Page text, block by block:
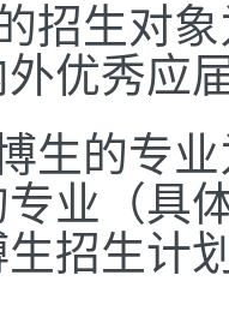
招生对
优秀应
生的专
业（具
招生计